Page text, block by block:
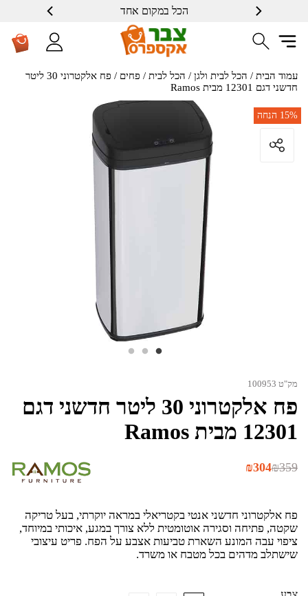
הכל במקום אחד
שרות ברמה גבוה
עמוד הבית / הכל לבית ולגן / הכל לבית / פחים
/ פח אלקטרוני 30 ליטר
חדשני דגם 12301 מבית Ramos
15% הנחה
מק"ט 100953
פח אלקטרוני 30 ליטר חדשני דגם
12301 מבית Ramos
₪359 המחיר
₪359.
₪304
פח אלקטרוני חדשני אנטי בקטריאלי במראה יוקרתי, בעל טריקה
שקטה, פתיחה וסגירה אוטומטית ללא צורך במגע, איכותי במיוחד,
ציפוי עבה המונע השארת טביעות אצבע על הפח. פריט עיצובי
שישתלב מדהים בכל מטבח או משרד.